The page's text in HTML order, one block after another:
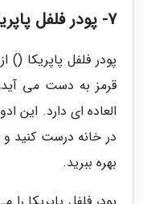
7- پودر فلفل پاپریکا
پودر فلفل پاپریکا
قرمز به دست می
العاده ای دارد. این
در خانه درست کنید و
بهره ببرید.